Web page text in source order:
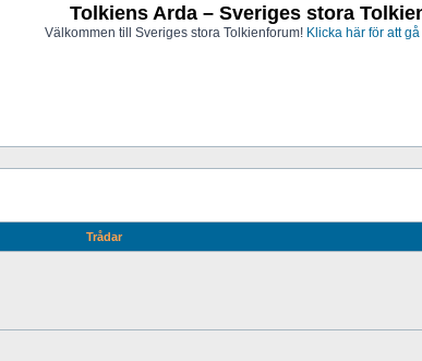
Tolkiens Arda – Sveriges stora
Välkommen till Sveriges stora Tolkienforum! Klicka här för att
Trådar